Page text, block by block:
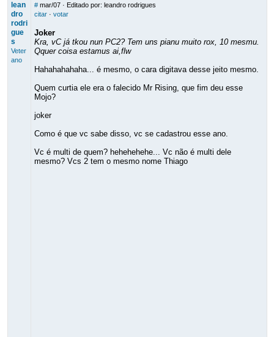
lean
dro
rodri
gue
s
Veter
ano
# mar/07· Editado por: leandro rodrigues
citar· votar
Joker
Kra, vC já tkou nun PC2? Tem uns pianu muito rox, 10 mesmu.
Qquer coisa estamus ai,flw
Hahahahahaha... é mesmo, o cara digitava desse jeito mesmo.
Quem curtia ele era o falecido Mr Rising, que fim deu esse
Mojo?
joker
Como é que vc sabe disso, vc se cadastrou esse ano.
Vc é multi de quem? hehehehehe... Vc não é multi dele
mesmo? Vcs 2 tem o mesmo nome Thiago